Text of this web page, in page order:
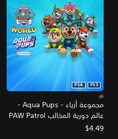
مجموعة أزياء - Aqua Pups -
عالم دورية المخالب PAW Patrol
PS5
PS4
زي
$4.49